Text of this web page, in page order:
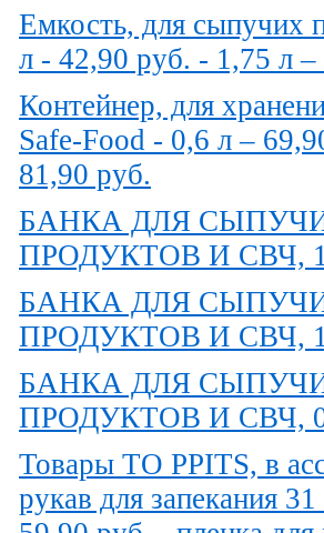
Емкость, для сыпучих
л - 42,90 руб. - 1,75 л
Контейнер, для
Safe-Food - 0,6 л –
81,90 руб.
БАНКА ДЛЯ
ПРОДУКТОВ И СВЧ,
БАНКА ДЛЯ
ПРОДУКТОВ И СВЧ,
БАНКА ДЛЯ
ПРОДУКТОВ И СВЧ,
Товары TO PPITS, в
рукав для запекания